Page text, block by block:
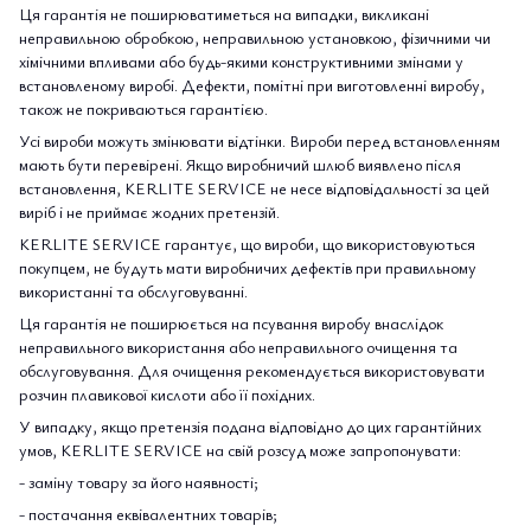
Ця гарантія не поширюватиметься на випадки, викликані
неправильною обробкою, неправильною установкою, фізичними чи
хімічними впливами або будь-якими конструктивними змінами у
встановленому виробі. Дефекти, помітні при виготовленні виробу,
також не покриваються гарантією.
Усі вироби можуть змінювати відтінки. Вироби перед встановленням
мають бути перевірені. Якщо виробничий шлюб виявлено після
встановлення, KERLITE SERVICE не несе відповідальності за цей
виріб і не приймає жодних претензій.
KERLITE SERVICE гарантує, що вироби, що використовуються
покупцем, не будуть мати виробничих дефектів при правильному
використанні та обслуговуванні.
Ця гарантія не поширюється на псування виробу внаслідок
неправильного використання або неправильного очищення та
обслуговування. Для очищення рекомендується використовувати
розчин плавикової кислоти або її похідних.
У випадку, якщо претензія подана відповідно до цих гарантійних
умов, KERLITE SERVICE на свій розсуд може запропонувати:
- заміну товару за його наявності;
- постачання еквівалентних товарів;